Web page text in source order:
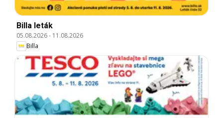
Billa leták
05.08.2026- 11.08.2026
Billa